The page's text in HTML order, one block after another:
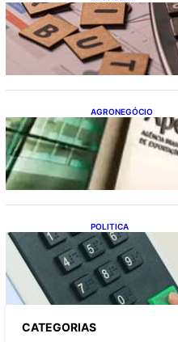
Após pedido
Receita
Tributária
AGRONEGÓCIO
Outlook Agro
inovação
agronegócio
POLITICA
Viracasacas?
votaram mais
no 2º
CATEGORIAS